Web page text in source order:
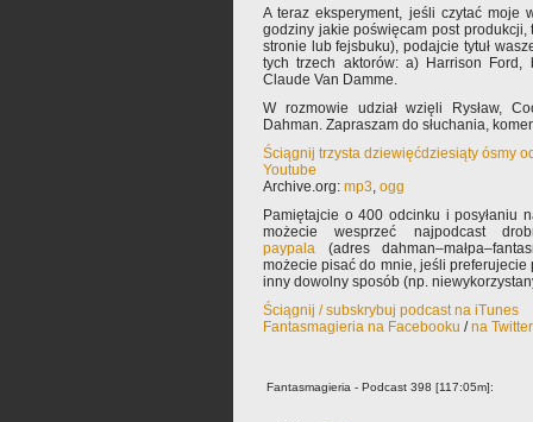
A teraz eksperyment, jeśli czytać moje
godziny jakie poświęcam post
stronie lub fejsbuku), podajcie tytuł
tych trzech aktorów: a) Harrison
Claude Van Damme.
W rozmowie udział wzięli Rysław,
Dahman. Zapraszam do słuchania,
Ściągnij trzysta dziewięćdziesiąty ósmy
Youtube
Archive.org: mp3, ogg
Pamiętajcie o 400 odcinku i posyłaniu
możecie wesprzeć najpodcast
paypala (adres
możecie pisać do mnie, jeśli
inny dowolny sposób (np.
Ściągnij / subskrybuj podcast na iTunes
Fantasmagieria na Facebooku /na
Fantasmagieria - Podcast 398 [117:05m]: